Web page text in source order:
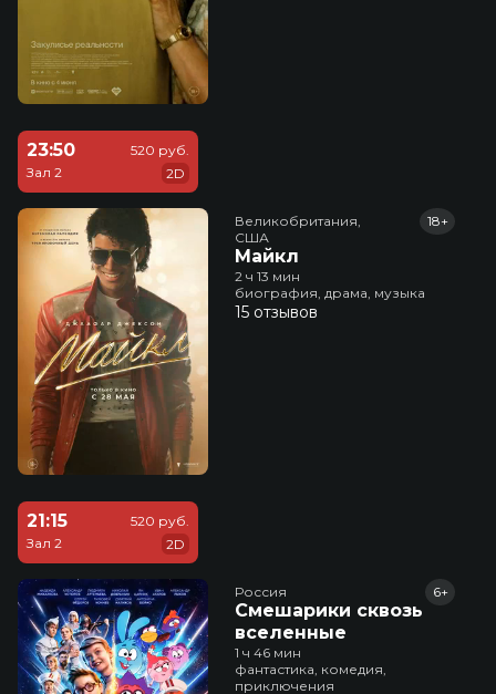
23:50
Зал 2
520 руб.
2D
Великобритания,
США
Майкл
18+
2 ч 13 мин
биография, драма, музыка
15 отзывов
21:15
Зал 2
520 руб.
2D
Россия
Смешарики сквозь
вселенные
6+
1 ч 46 мин
фантастика, комедия,
приключения